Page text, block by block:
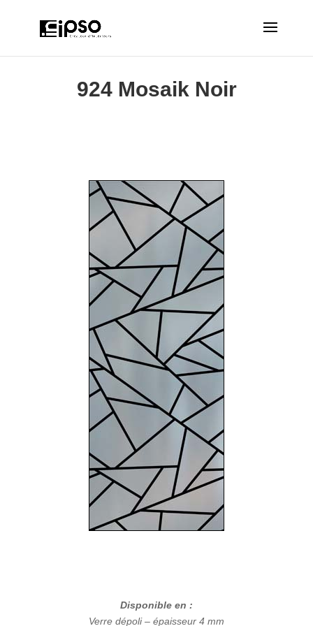
924 Mosaik Noir
Disponible en :
Verre dépoli – épaisseur 4 mm